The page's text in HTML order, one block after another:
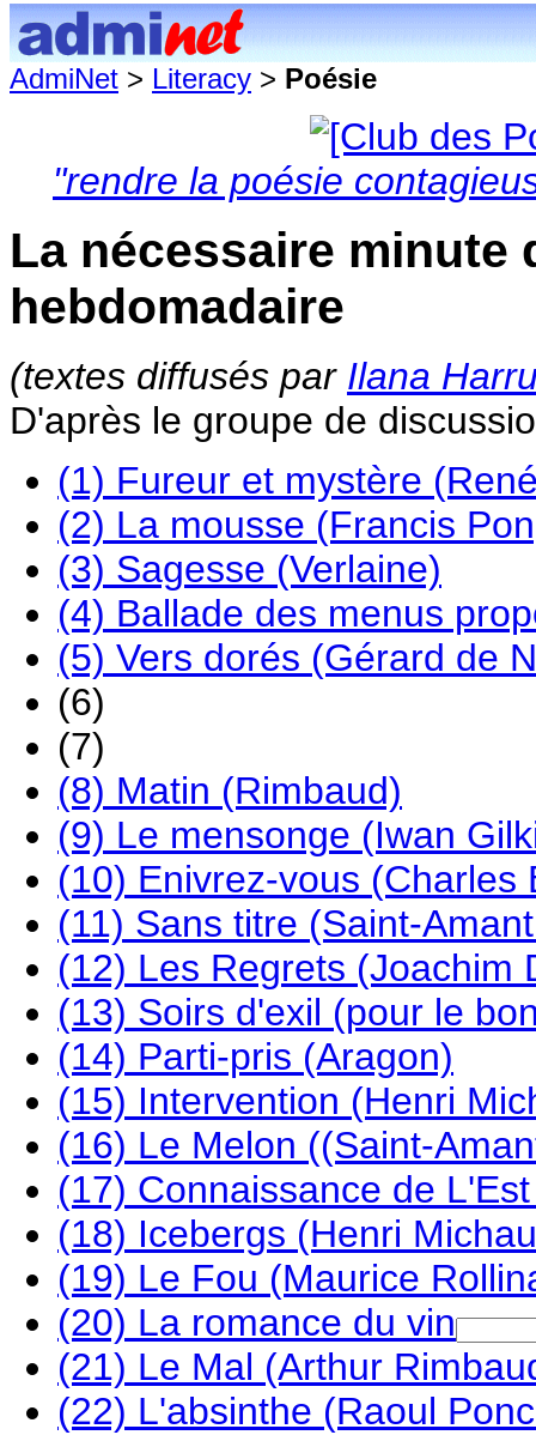
AdmiNet > Literacy > Poésie
"rendre la poésie
La nécessaire minute
hebdomadaire
(textes diffusés par Ilana
D'après le groupe de
(1) Fureur et mystère
(2) La mousse (Francis
(3) Sagesse (Verlaine)
(4) Ballade des menus
(5) Vers dorés (Gérard de
(6)
(7)
(8) Matin (Rimbaud)
(9) Le mensonge (Iwan
(10) Enivrez-vous (Charles
(11) Sans titre (Saint-
(12) Les Regrets (Joachim
(13) Soirs d'exil (pour le
(14) Parti-pris (Aragon)
(15) Intervention (Henri
(16) Le Melon ((Saint-
(17) Connaissance de
(18) Icebergs (Henri
(19) Le Fou (Maurice
(20) La romance du vin
(21) Le Mal (Arthur
(22) L'absinthe (Raoul